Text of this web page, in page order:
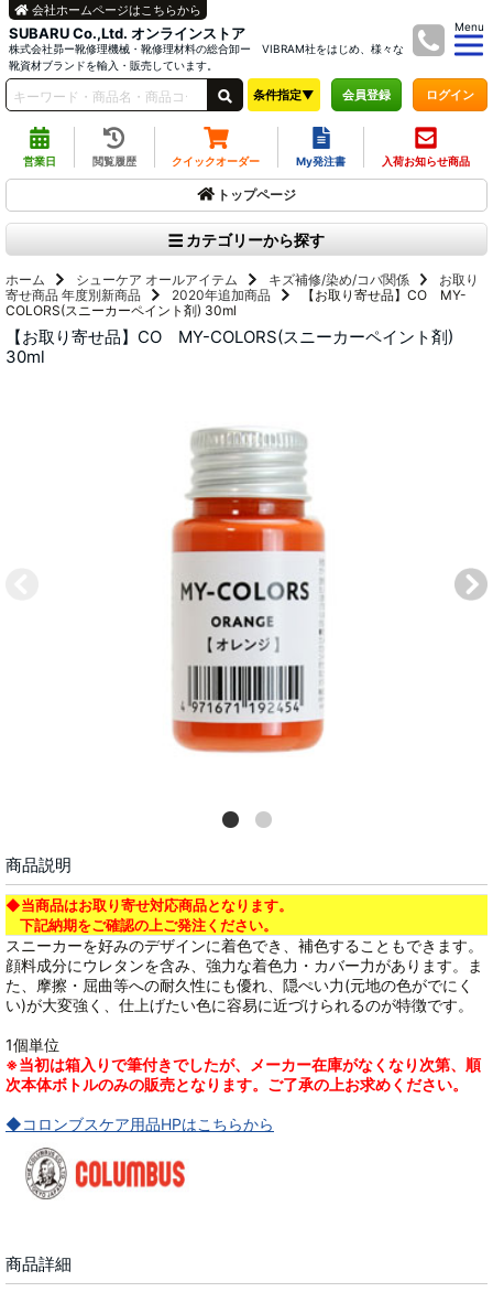
SUBARU Co.,Ltd. オンラインストア
株式会社昴ー靴修理機械・靴修理材料の総合卸ー VIBRAM社をはじめ、様々な
靴資材ブランドを輸入・販売しています。
Menu
会社ホームページはこちらから
条件指定▼ 会員登録 ログイン
営業日 閲覧履歴 クイックオーダー My発注書 入荷お知らせ商品
トップページ
カテゴリーから探す
ホーム シューケア オールアイテム キズ補修/染め/コバ関係
お取り
寄せ商品 年度別新商品 2020年追加商品
【お取り寄せ品】CO MY-
COLORS(スニーカーペイント剤) 30ml
【お取り寄せ品】CO MY-COLORS(スニーカーペイント剤)
30ml
商品説明
◆当商品はお取り寄せ対応商品となります。
下記納期をご確認の上ご発注ください。
スニーカーを好みのデザインに着色でき、補色することもできます。
顔料成分にウレタンを含み、強力な着色力・カバー力があります。ま
た、摩擦・屈曲等への耐久性にも優れ、隠ぺい力(元地の色がでにく
い)が大変強く、仕上げたい色に容易に近づけられるのが特徴です。
1個単位
※当初は箱入りで筆付きでしたが、メーカー在庫がなくなり次第、順
次本体ボトルのみの販売となります。ご了承の上お求めください。
◆コロンブスケア用品HPはこちらから
商品詳細